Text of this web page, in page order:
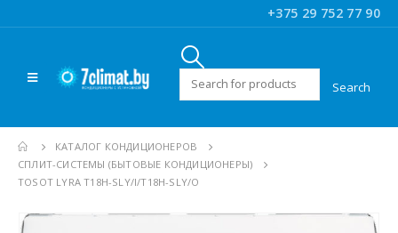
+375 29 752 77 90
Искать:
КАТАЛОГ КОНДИЦИОНЕРОВ
CПЛИТ-СИСТЕМЫ (БЫТОВЫЕ КОНДИЦИОНЕРЫ)
TOSOT LYRA T18H-SLY/I/T18H-SLY/O